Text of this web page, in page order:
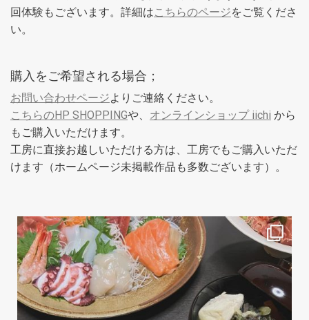
回体験もございます。詳細はこちらのページをご覧くださ
い。
購入をご希望される場合；
お問い合わせページよりご連絡ください。
こちらのHP SHOPPINGや、 オンラインショップ iichi から
もご購入いただけます。
工房に直接お越しいただける方は、工房でもご購入いただ
けます（ホームページ未掲載作品も多数ございます）。